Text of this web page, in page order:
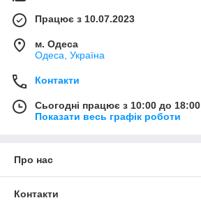
Працює з 10.07.2023
м. Одеса
Одеса, Україна
Контакти
Сьогодні працює з 10:00 до 18:00
Показати весь графік роботи
Про нас
Контакти